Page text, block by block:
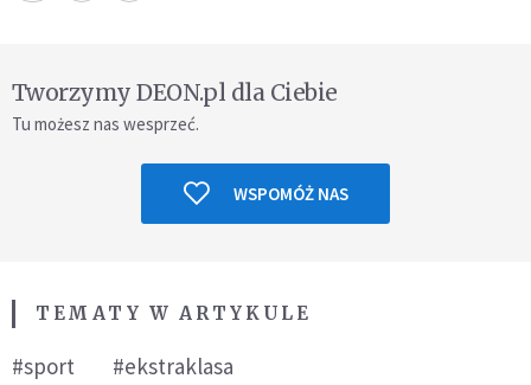
Tworzymy DEON.pl dla Ciebie
Tu możesz nas wesprzeć.
WSPOMÓŻ NAS
TEMATY W ARTYKULE
#sport #ekstraklasa